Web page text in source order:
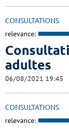
CONSULTATIONS
relevance:
adultes
06/08/2021 19:45
CONSULTATIONS
relevance: